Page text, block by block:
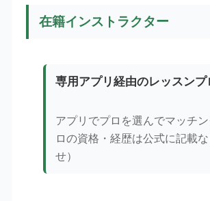
在籍インストラクター
専用アプリ経由のレッスンプ
アプリでプロを選んでマッチ
ロの資格・経歴は公式に記載
せ）